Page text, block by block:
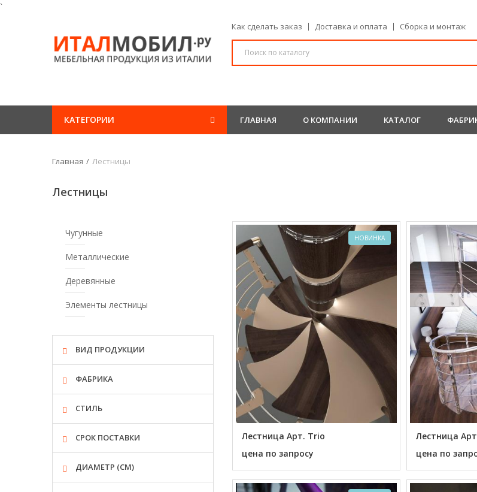
`
Как сделать заказ Доставка и оплата Сборка и монтаж
КАТЕГОРИИ ГЛАВНАЯ О КОМПАНИИ КАТАЛОГ
Главная Лестницы
Лестницы
НОВИНКА
Лестница Арт. Trio
цена по запросу
Лестница
цена по
Чугунные
Металлические
Деревянные
Элементы лестницы
ВИД ПРОДУКЦИИ
ФАБРИКА
СТИЛЬ
СРОК ПОСТАВКИ
ДИАМЕТР (СМ)